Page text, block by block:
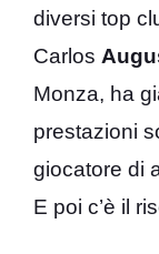
diversi top
Carlos
Monza, ha
prestazioni
giocatore di
E poi c’è il